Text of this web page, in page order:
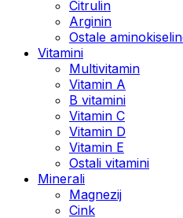
Citrulin
Arginin
Ostale
Vitamini
Multivitamin
Vitamin A
B vitamini
Vitamin C
Vitamin D
Vitamin E
Ostali vitamini
Minerali
Magnezij
Cink